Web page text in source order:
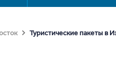
Туристические пакеты в